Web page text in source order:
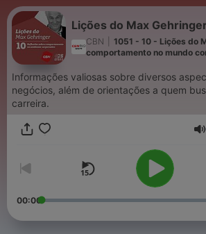
Lições do Max Gehringer
CBN
1051 - 10 - Lições do
comportamento no mundo
Informações valiosas sobre diversos
negócios, além de orientações a quem
carreira.
00:00